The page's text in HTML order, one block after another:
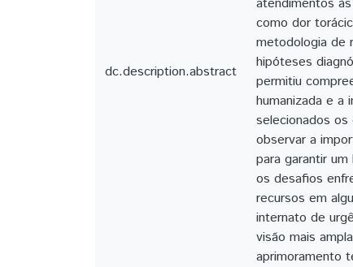
dc.description.abstract
como dor
metodologia de
hipóteses
permitiu
humanizada e a
selecionados
observar a
para garantir
os desafios
recursos em
internato de
visão mais
aprimoramento